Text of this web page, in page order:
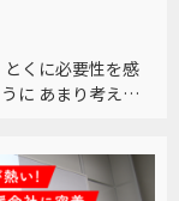
くに必要性を感
に あまり考えな